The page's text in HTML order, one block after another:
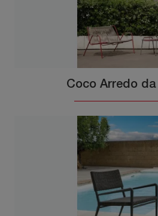
Coco Arredo